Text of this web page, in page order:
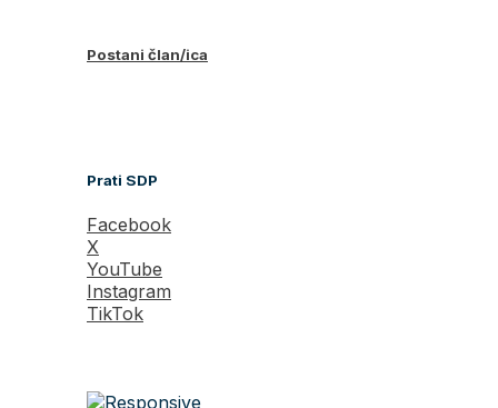
Postani član/ica
Prati SDP
Facebook
X
YouTube
Instagram
TikTok